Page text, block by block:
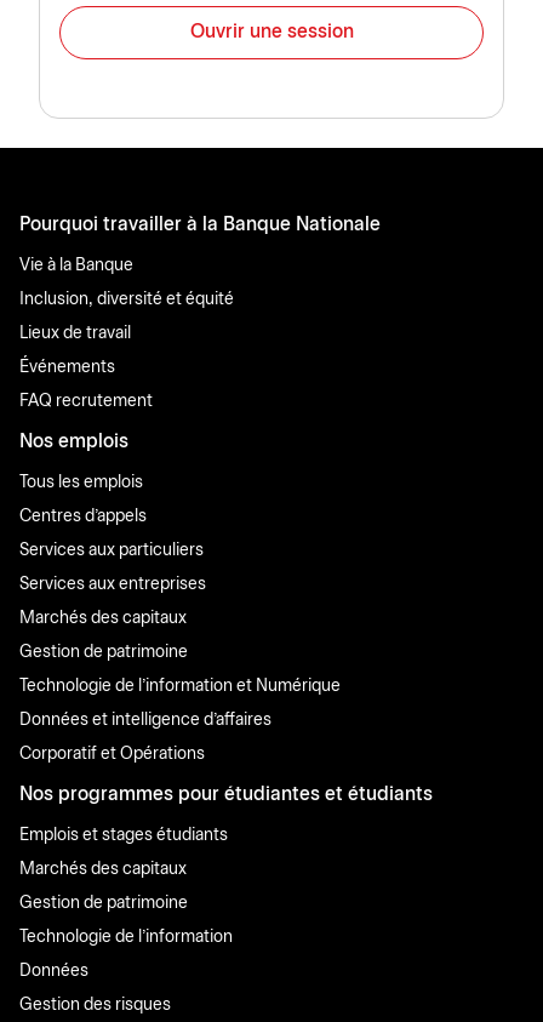
Ouvrir une session
Pourquoi travailler à la Banque Nationale
Vie à la Banque
Inclusion, diversité et équité
Lieux de travail
Événements
FAQ recrutement
Nos emplois
Tous les emplois
Centres d'appels
Services aux particuliers
Services aux entreprises
Marchés des capitaux
Gestion de patrimoine
Technologie de l'information et Numérique
Données et intelligence d'affaires
Corporatif et Opérations
Nos programmes pour étudiantes et étudiants
Emplois et stages étudiants
Marchés des capitaux
Gestion de patrimoine
Technologie de l'information
Données
Gestion des risques